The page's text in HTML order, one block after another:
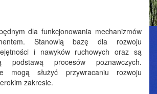
dla funkcjonowania mechanizmów
Stanowią bazę dla rozwoju
i nawyków ruchowych oraz są
podstawą procesów poznawczych.
mogą służyć przywracaniu rozwoju
zakresie.